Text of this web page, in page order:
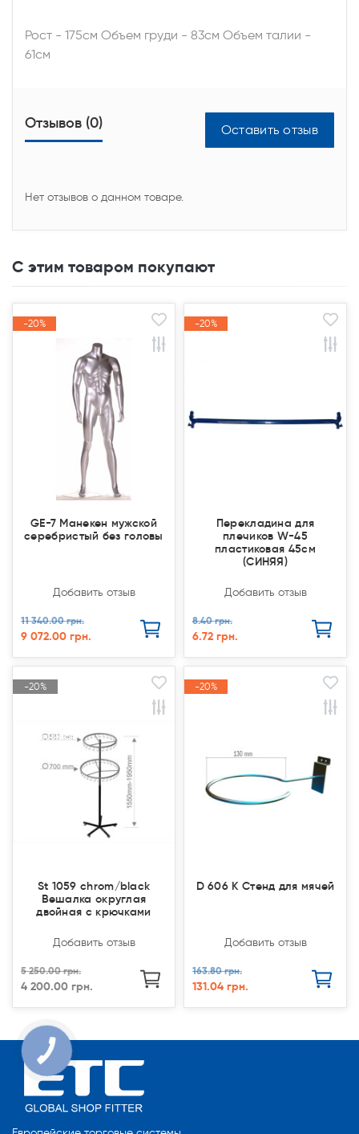
Рост - 175см Объем груди - 83см Объем талии -
61см
Отзывов (0) Оставить отзыв
Нет отзывов о данном товаре.
С этим товаром покупают
-20%
-20%
GE-7 Манекен мужской
серебристый без головы
Добавить отзыв
11 340.00 грн.
9 072.00 грн.
-20%
-20%
Перекладина для
плечиков W-45
пластиковая 45см
(СИНЯЯ)
Добавить отзыв
8.40 грн.
6.72 грн.
-20%
Закончился(
-20%
Закончился(
St 1059 chrom/black
Вешалка округлая
двойная с крючками
Добавить отзыв
5 250.00 грн.
4 200.00 грн.
-20%
-20%
D 606 К Стенд для мячей
Добавить отзыв
163.80 грн.
131.04 грн.
КНОПКА
СВЯЗИ